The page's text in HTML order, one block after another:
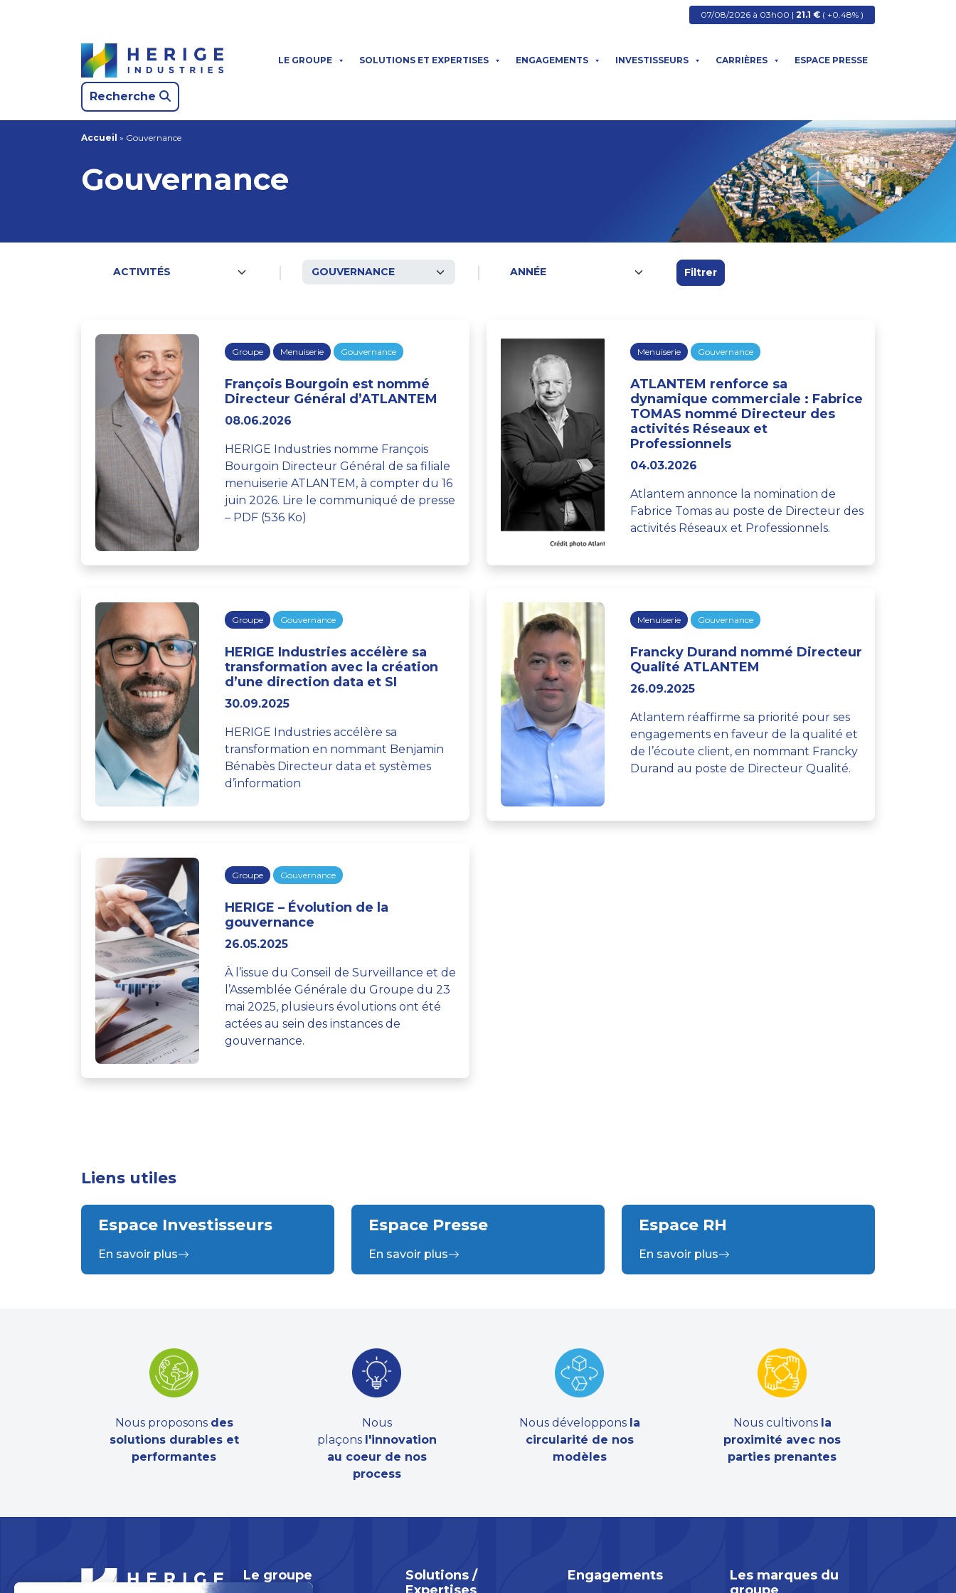
07/08/2026 à 03h00 | 21.1 € ( +0.48% )
LE GROUPE SOLUTIONS ET EXPERTISES ENGAGEMENTS INVESTISSEURS CARRIÈRES ESPACE PRESSE
Recherche
Accueil » Gouvernance
Gouvernance
Filtrer
Groupe Menuiserie Gouvernance
François Bourgoin est nommé
Directeur Général d’ATLANTEM
08.06.2026
HERIGE Industries nomme François
Bourgoin Directeur Général de sa filiale
menuiserie ATLANTEM, à compter du 16
juin 2026. Lire le communiqué de presse
– PDF (536 Ko)
Menuiserie Gouvernance
ATLANTEM renforce sa
dynamique commerciale : Fabrice
TOMAS nommé Directeur des
activités Réseaux et
Professionnels
04.03.2026
Atlantem annonce la nomination de
Fabrice Tomas au poste de Directeur des
activités Réseaux et Professionnels.
Groupe Gouvernance
HERIGE Industries accélère sa
transformation avec la création
d’une direction data et SI
30.09.2025
HERIGE Industries accélère sa
transformation en nommant Benjamin
Bénabès Directeur data et systèmes
d’information
Menuiserie Gouvernance
Francky Durand nommé Directeur
Qualité ATLANTEM
26.09.2025
Atlantem réaffirme sa priorité pour ses
engagements en faveur de la qualité et
de l’écoute client, en nommant Francky
Durand au poste de Directeur Qualité.
Groupe Gouvernance
HERIGE – Évolution de la
gouvernance
26.05.2025
À l’issue du Conseil de Surveillance et de
l’Assemblée Générale du Groupe du 23
mai 2025, plusieurs évolutions ont été
actées au sein des instances de
gouvernance.
Liens utiles
Espace Investisseurs
En savoir plus
Espace Presse
En savoir plus
Espace RH
En savoir plus
Nous proposons des
solutions durables et
performantes
Nous
plaçons l'innovation
au coeur de nos
process
Nous développons la
circularité de nos
modèles
Nous cultivons la
proximité avec nos
parties prenantes
Le groupe
Solutions /
Engagements
Les marques du